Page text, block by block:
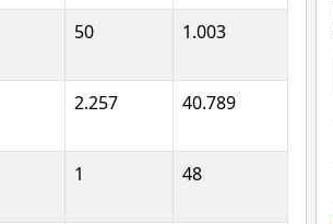
50 1.003
2.257 40.789
1 48